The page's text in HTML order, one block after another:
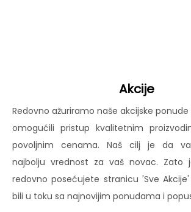
Akcije
Redovno ažuriramo naše akcijske
omogućili pristup kvalitetnim
povoljnim cenama. Naš cilj je da
najbolju vrednost za vaš novac. Zato
redovno posećujete stranicu 'Sve
bili u toku sa najnovijim ponudama i